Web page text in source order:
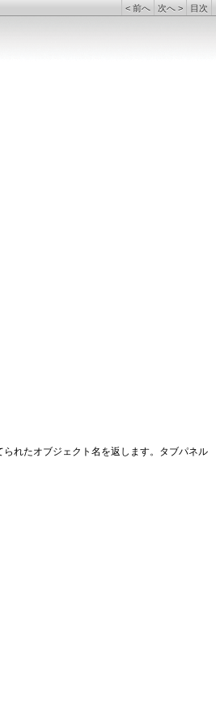
目次
次へ >
< 前へ
れたオブジェクト名を返します。タブパネル